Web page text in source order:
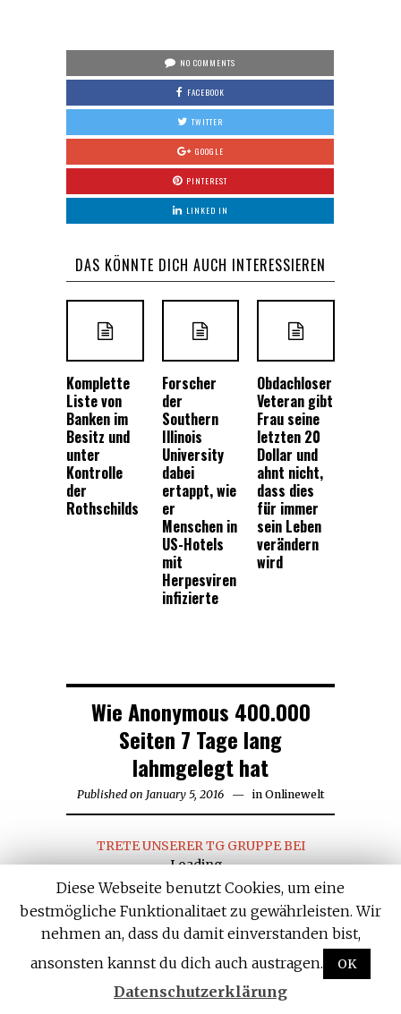
NO COMMENTS
FACEBOOK
TWITTER
GOOGLE
PINTEREST
LINKED IN
DAS KÖNNTE DICH AUCH INTERESSIEREN
Komplette
Liste von
Banken im
Besitz und
unter
Kontrolle
der
Rothschilds
Forscher
der
Southern
Illinois
University
dabei
ertappt, wie
er
Menschen in
US-Hotels
mit
Herpesviren
infizierte
Obdachloser
Veteran gibt
Frau seine
letzten 20
Dollar und
ahnt nicht,
dass dies
für immer
sein Leben
verändern
wird
Wie Anonymous 400.000
Seiten 7 Tage lang
lahmgelegt hat
Published on January 5, 2016 in Onlinewelt
TRETE UNSERER TG GRUPPE BEI
Loading...
Vom 14. bis zum 21. Dezember wurde eine
massive DDoS-Attackegegen die
Internetserver der Türkei durchgeführt.
400.000 Websites während dieser Zeit
lahmgelegt und waren offline. Wenn diese
Diese Webseite benutzt Cookies, um eine
bestmögliche Funktionalitaet zu gewährleisten. Wir
nehmen an, dass du damit einverstanden bist,
ansonsten kannst du dich auch austragen.
OK
Datenschutzerklärung